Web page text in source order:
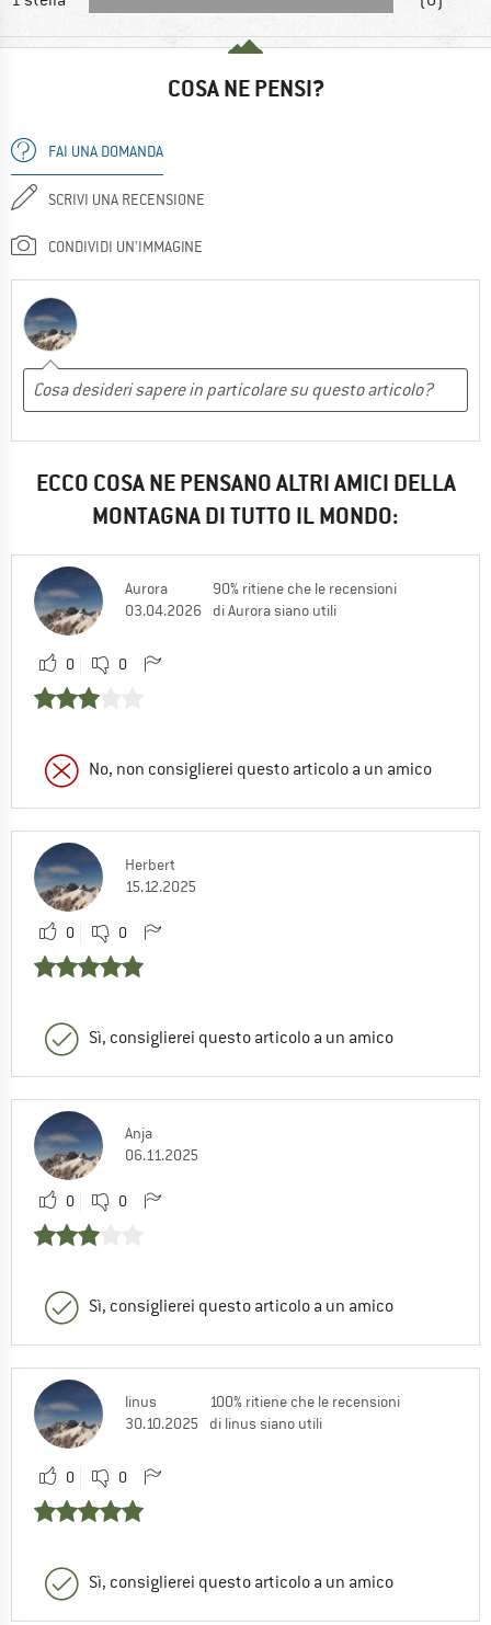
COSA NE PENSI?
FAI UNA DOMANDA
SCRIVI UNA RECENSIONE
CONDIVIDI UN'IMMAGINE
ECCO COSA NE PENSANO ALTRI AMICI DELLA
MONTAGNA DI TUTTO IL MONDO:
Aurora
03.04.2026
90% ritiene che le recensioni
di Aurora siano utili
0 0
No, non consiglierei questo articolo a un amico
Herbert
15.12.2025
0 0
Sì, consiglierei questo articolo a un amico
Anja
06.11.2025
0 0
Sì, consiglierei questo articolo a un amico
linus
30.10.2025
100% ritiene che le recensioni
di linus siano utili
0 0
Sì, consiglierei questo articolo a un amico